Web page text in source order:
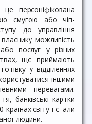
персоніфікована
смугою або чіп-
до управління
можливість
послуг у різних
що приймають
у відділеннях
іншими
перевагами.
банківські картки
світу і стали
людини.